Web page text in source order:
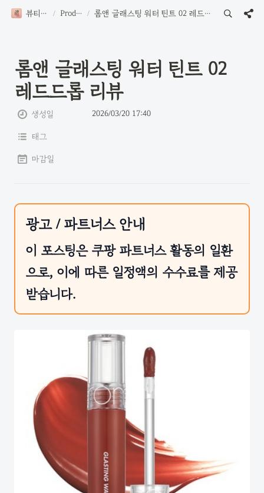
뷰티로그 / Product / 롬앤 글래스팅 워터 틴트 02 레드드롭 리뷰
롬앤 글래스팅 워터 틴트 02
레드드롭 리뷰
생성일 2026/03/20 17:40
태그
마감일
광고 / 파트너스 안내
이 포스팅은 쿠팡 파트너스 활동의 일환
으로, 이에 따른 일정액의 수수료를 제공
받습니다.